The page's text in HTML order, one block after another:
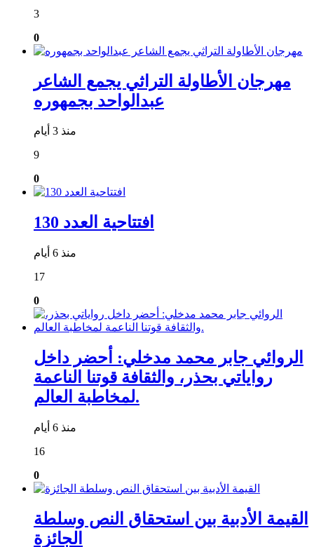
3
0
مهرجان الأطاولة التراثي يجمع الشاعر
عبدالواحد بجمهوره
منذ 3 أيام
9
0
افتتاحية العدد 130
منذ 6 أيام
17
0
الروائي جابر محمد مدخلي: أحضر داخل
رواياتي بحذر، والثقافة قوتنا الناعمة
لمخاطبة العالم.
منذ 6 أيام
16
0
القيمة الأدبية بين استحقاق النص وسلطة
الجائزة